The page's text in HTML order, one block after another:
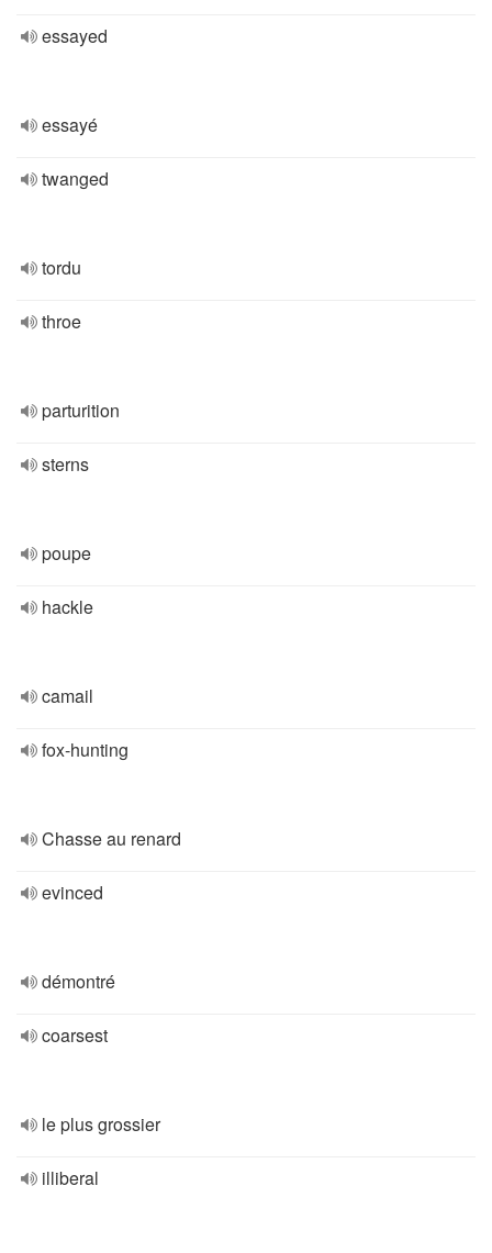
essayed
essayé
twanged
tordu
throe
parturition
sterns
poupe
hackle
camail
fox-hunting
Chasse au renard
evinced
démontré
coarsest
le plus grossier
illiberal